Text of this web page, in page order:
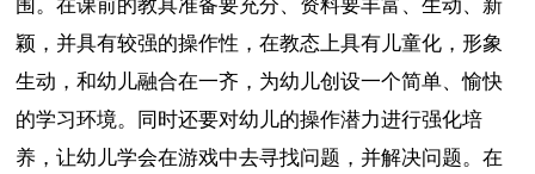
围。在课前的教具准备要充分、资料要丰富、生动、新
颖，并具有较强的操作性，在教态上具有儿童化，形象
生动，和幼儿融合在一齐，为幼儿创设一个简单、愉快
的学习环境。同时还要对幼儿的操作潜力进行强化培
养，让幼儿学会在游戏中去寻找问题，并解决问题。在